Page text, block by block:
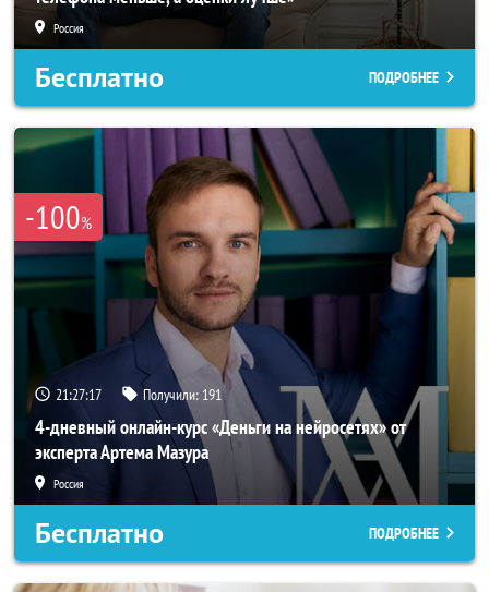
Россия
Бесплатно ПОДРОБНЕЕ
-100%
21:27:14 Получили: 191
4-дневный онлайн-курс «Деньги на нейросетях» от
эксперта Артема Мазура
Россия
Бесплатно ПОДРОБНЕЕ